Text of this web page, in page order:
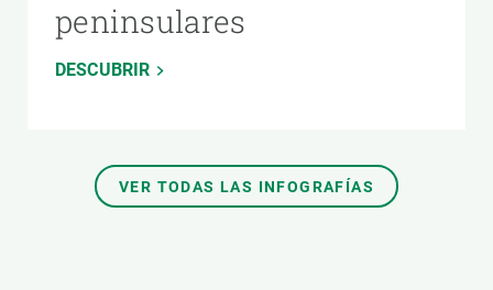
peninsulares
DESCUBRIR
VER TODAS LAS INFOGRAFÍAS